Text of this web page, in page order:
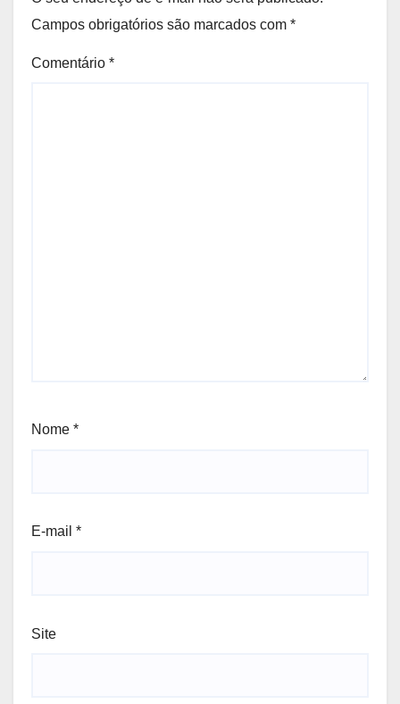
Campos obrigatórios são marcados com *
Comentário *
Nome *
E-mail *
Site